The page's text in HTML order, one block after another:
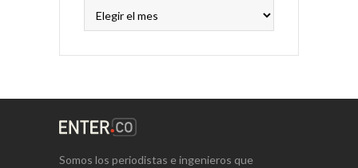
Somos los periodistas e ingenieros que